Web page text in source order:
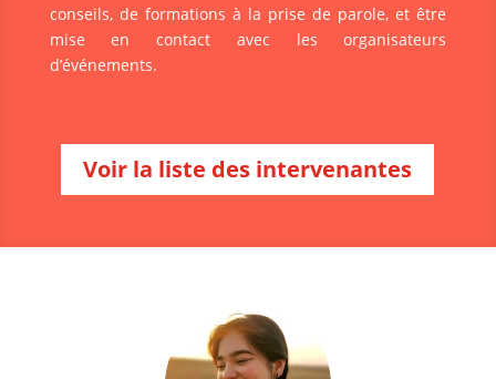
conseils, de formations à la prise de parole, et être
mise en contact avec les organisateurs
d’événements.
Voir la liste des intervenantes